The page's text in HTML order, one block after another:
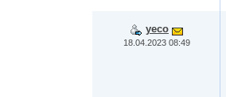
yeco
18.04.2023 08:49